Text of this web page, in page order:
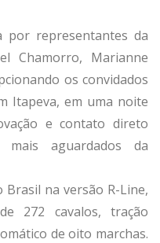
por representantes da
Chamorro, Marianne
os convidados
Itapeva, em uma noite
e contato direto
aguardados da
na versão R-Line,
272 cavalos, tração
de oito marchas.